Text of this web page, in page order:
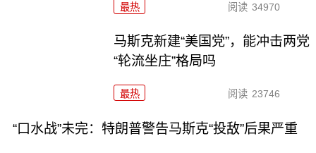
最热 阅读 34970
马斯克新建“美国党”，能冲击两党
“轮流坐庄”格局吗
最热 阅读 23746
“口水战”未完：特朗普警告马斯克“投敌”后果严重